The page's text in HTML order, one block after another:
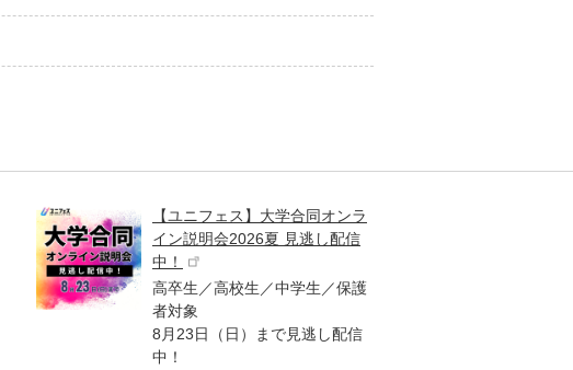
【ユニフェス】大学合同オンラ
イン説明会2026夏 見逃し配信
中！
高卒生／高校生／中学生／保護
者対象
8月23日（日）まで見逃し配信
中！